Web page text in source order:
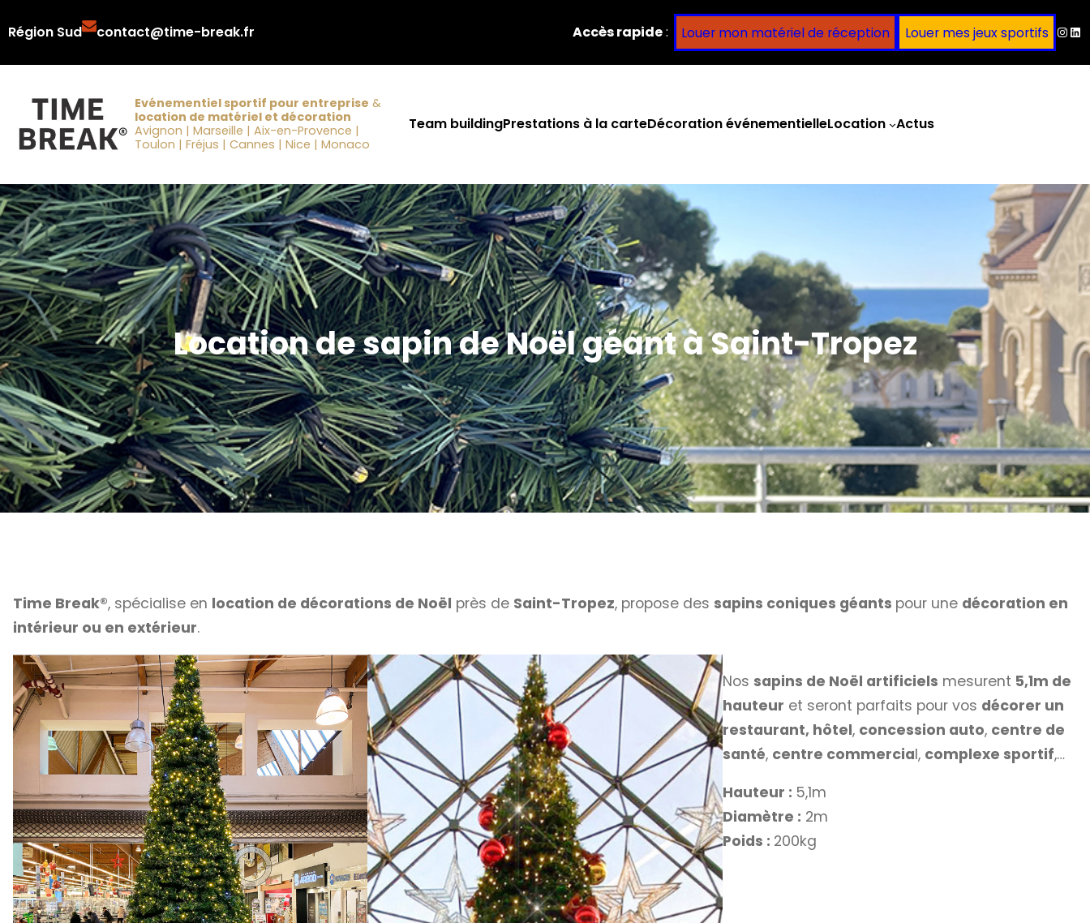
au
contenu
Région Sud contact@time-break.fr Accès rapide: Louer mon matériel de réception Louer mes jeux sportifs
Evénementiel sportif pour entreprise &
location de matériel et décoration
Avignon | Marseille | Aix-en-Provence |
Toulon | Fréjus | Cannes | Nice | Monaco
Team buildingPrestations à la carteDécoration événementielleLocation Actus
Location de sapin de Noël géant à Saint-Tropez
Time Break®, spécialise en location de décorations de Noël près de Saint-Tropez, propose des sapins coniques géants pour une décoration en
intérieur ou en extérieur.
Nos sapins de Noël artificiels mesurent 5,1m de
hauteur et seront parfaits pour vos décorer un
restaurant, hôtel, concession auto, centre de
santé, centre commercial, complexe sportif,…
Hauteur : 5,1m
Diamètre : 2m
Poids : 200kg